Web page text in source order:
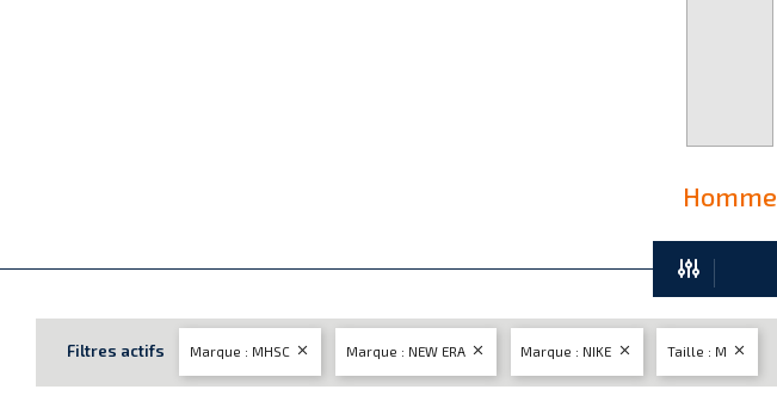
Homme
Filtres actifs Marque : MHSC  Marque : NEW ERA  Marque : NIKE  Taille : M 